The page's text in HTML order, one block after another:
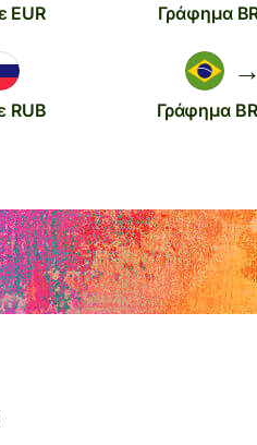
EUR Γράφημα
RUB
→
Γράφημα